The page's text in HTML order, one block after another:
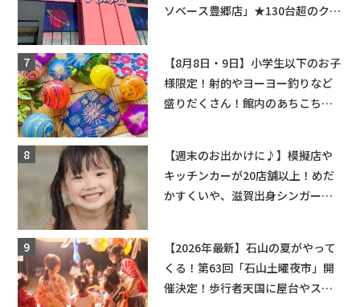
ソベース豊郷店」★130台超のクレ
【8月8日・9日】小学生以下のお子
様限定！射的やヨーヨー釣りなど
盛りだくさん！館内のあちこちに
【週末のお出かけに♪】模擬店や
キッチンカーが20店舗以上！めだ
かすくいや、滋賀出身シンガーソ
【2026年最新】石山の夏がやって
くる！第63回「石山土曜夜市」開
催決定！歩行者天国に屋台やステ